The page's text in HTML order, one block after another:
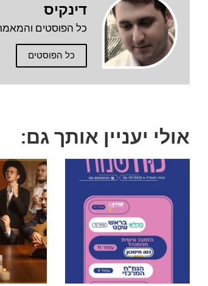
דינקיס
כל הפוסטים
כל הפוסטים
אולי יעניין אותך גם: